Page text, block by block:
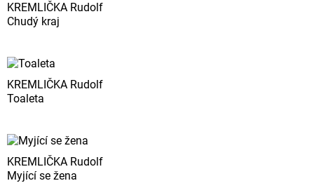
KREMLIČKA Rudolf
Chudý kraj
KREMLIČKA Rudolf
Toaleta
KREMLIČKA Rudolf
Myjící se žena